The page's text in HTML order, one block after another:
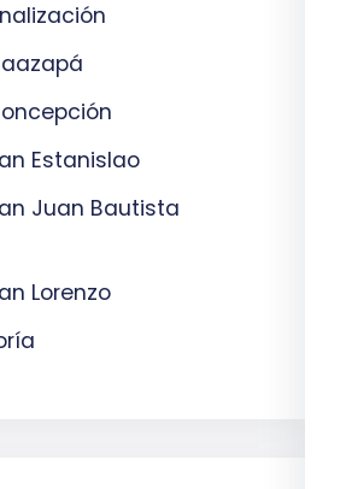
Estanislao
Juan Bautista
Lorenzo